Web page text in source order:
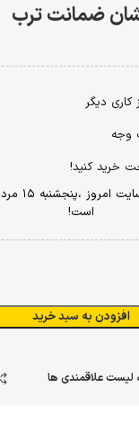
ضمانت ترب
کاری دیگر
وجه
خرید کنید!
قیمت
است!
افزودن به سبد خرید
لیست علاقمندی ها